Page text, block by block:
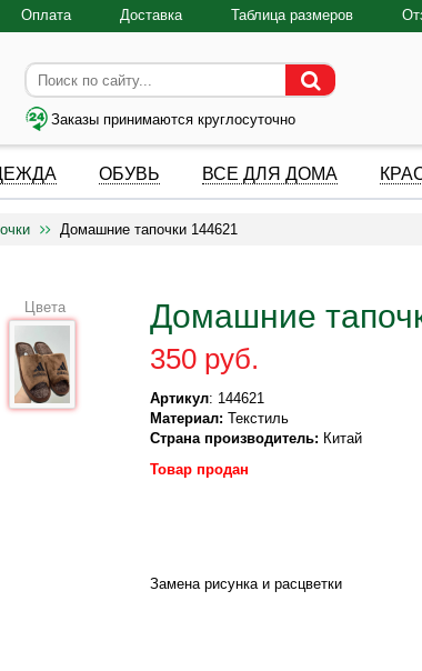
Оплата Доставка Таблица размеров
Заказы принимаются круглосуточно
ОБУВЬ ВСЕ ДЛЯ ДОМА
Домашние тапочки 144621
Домашние
350 руб.
Артикул: 144621
Материал: Текстиль
Страна производитель: Китай
Цвета
Товар продан
Замена рисунка и расцветки